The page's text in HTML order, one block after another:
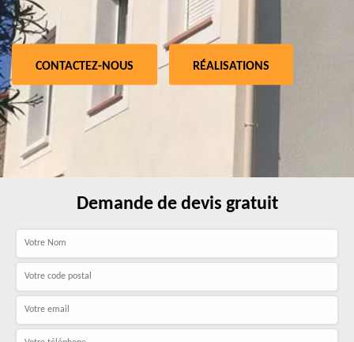
CONTACTEZ-NOUS RÉALISATIONS
Demande de devis gratuit